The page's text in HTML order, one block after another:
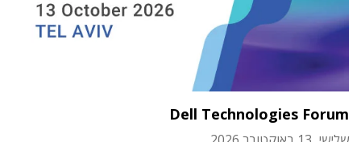
Dell Technologies Forum